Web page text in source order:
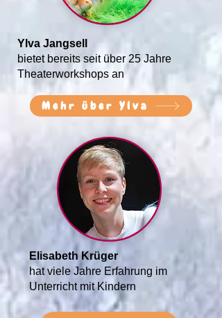
Ylva Jangsell
bietet bereits seit über 25 Jahre
Theaterworkshops an
Mehr über Ylva
Elisabeth Krüger
hat viele Jahre Erfahrung im
Unterricht mit Kindern